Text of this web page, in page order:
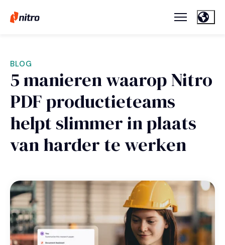
BLOG
5 manieren waarop Nitro
PDF productieteams
helpt slimmer in plaats
van harder te werken